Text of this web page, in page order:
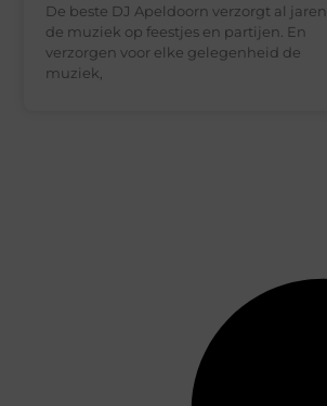
De beste DJ Apeldoorn verzorgt al jaren
de muziek op feestjes en partijen. En
verzorgen voor elke gelegenheid de
muziek,